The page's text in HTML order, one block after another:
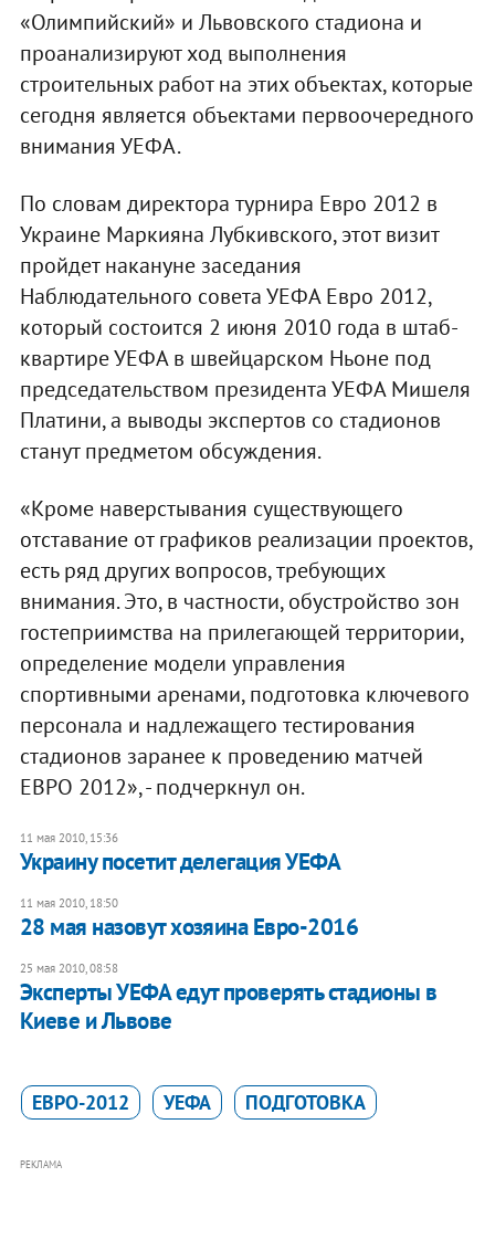
«Олимпийский» и Львовского стадиона и
проанализируют ход выполнения
строительных работ на этих объектах, которые
сегодня является объектами первоочередного
внимания УЕФА.
По словам директора турнира Евро 2012 в
Украине Маркияна Лубкивского, этот визит
пройдет накануне заседания
Наблюдательного совета УЕФА Евро 2012,
который состоится 2 июня 2010 года в штаб-
квартире УЕФА в швейцарском Ньоне под
председательством президента УЕФА Мишеля
Платини, а выводы экспертов со стадионов
станут предметом обсуждения.
«Кроме наверстывания существующего
отставание от графиков реализации проектов,
есть ряд других вопросов, требующих
внимания. Это, в частности, обустройство зон
гостеприимства на прилегающей территории,
определение модели управления
спортивными аренами, подготовка ключевого
персонала и надлежащего тестирования
стадионов заранее к проведению матчей
ЕВРО 2012», - подчеркнул он.
11 мая 2010, 15:36
Украину посетит делегация УЕФА
11 мая 2010, 18:50
28 мая назовут хозяина Евро-2016
25 мая 2010, 08:58
Эксперты УЕФА едут проверять стадионы в
Киеве и Львове
ЕВРО-2012 УЕФА ПОДГОТОВКА
РЕКЛАМА